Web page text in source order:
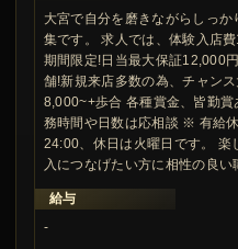
大宮で自分を磨きながらしっ
集です。 求人では、体験入店
期間限定!日当最大保証12,000
舗!新規来店多数の為、チャン
8,000~+歩合 各種賞金、皆勤
務時間や日数は応相談 ※ 有給
24:00、休日は火曜日です。 楽
入につなげたい方に相性の良い
給与
-